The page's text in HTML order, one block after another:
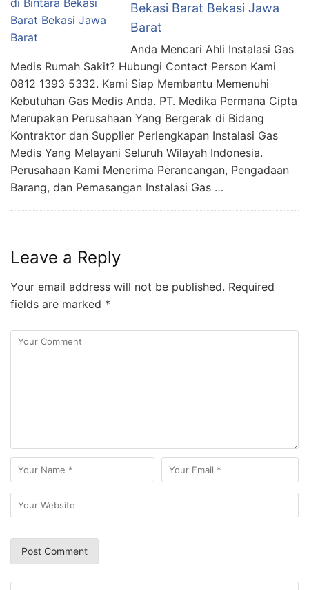
Bekasi Barat Bekasi Jawa
Barat
Anda Mencari Ahli Instalasi Gas
Medis Rumah Sakit? Hubungi Contact Person Kami
0812 1393 5332. Kami Siap Membantu Memenuhi
Kebutuhan Gas Medis Anda. PT. Medika Permana Cipta
Merupakan Perusahaan Yang Bergerak di Bidang
Kontraktor dan Supplier Perlengkapan Instalasi Gas
Medis Yang Melayani Seluruh Wilayah Indonesia.
Perusahaan Kami Menerima Perancangan, Pengadaan
Barang, dan Pemasangan Instalasi Gas …
Leave a Reply
Your email address will not be published. Required
fields are marked *